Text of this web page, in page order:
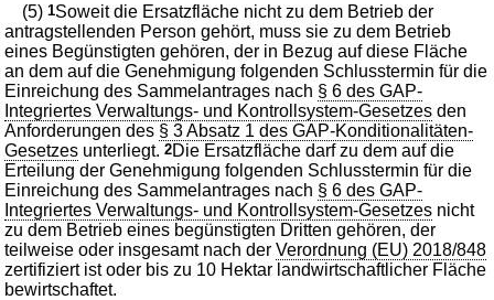
(5)1Soweit die Ersatzfläche nicht zu dem Betrieb der
antragstellenden Person gehört, muss sie zu dem Betrieb
eines Begünstigten gehören, der in Bezug auf diese Fläche
an dem auf die Genehmigung folgenden Schlusstermin für die
Einreichung des Sammelantrages nach § 6 des GAP-
Integriertes Verwaltungs- und Kontrollsystem-Gesetzes den
Anforderungen des § 3 Absatz 1 des GAP-Konditionalitäten-
Gesetzes unterliegt.2Die Ersatzfläche darf zu dem auf die
Erteilung der Genehmigung folgenden Schlusstermin für die
Einreichung des Sammelantrages nach § 6 des GAP-
Integriertes Verwaltungs- und Kontrollsystem-Gesetzes nicht
zu dem Betrieb eines begünstigten Dritten gehören, der
teilweise oder insgesamt nach derVerordnung (EU) 2018/848
zertifiziert ist oder bis zu 10 Hektar landwirtschaftlicher Fläche
bewirtschaftet.